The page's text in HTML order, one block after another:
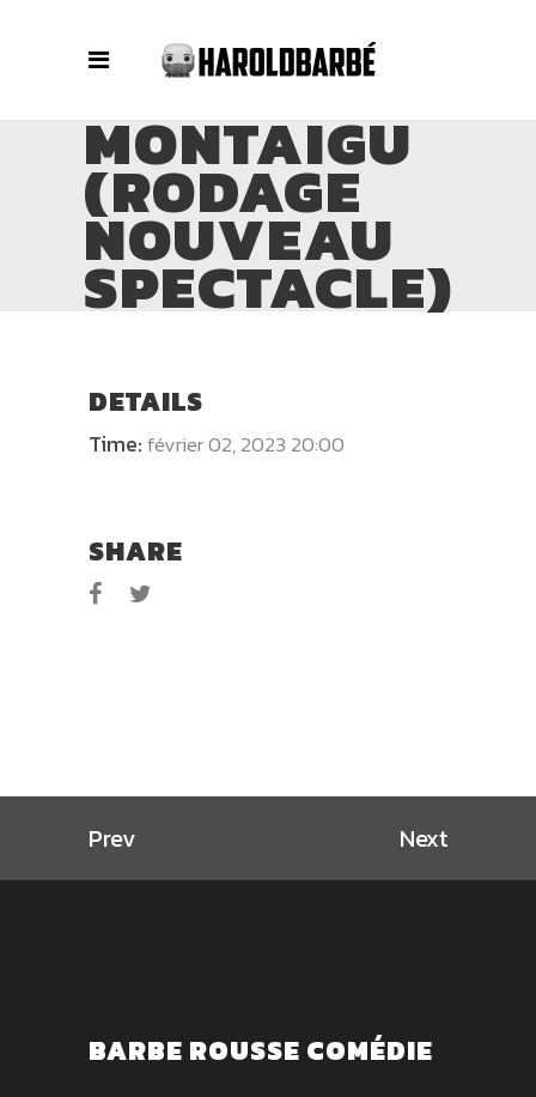
MONTAIGU
(RODAGE
NOUVEAU
SPECTACLE)
DETAILS
Time: février 02, 2023 20:00
SHARE
Prev Next
BARBE ROUSSE COMÉDIE